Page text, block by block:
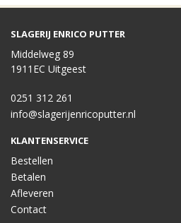
SLAGERIJ ENRICO PUTTER
Middelweg 89
1911EC Uitgeest
0251 312 261
info@slagerijenricoputter.nl
KLANTENSERVICE
Bestellen
Betalen
Afleveren
Contact